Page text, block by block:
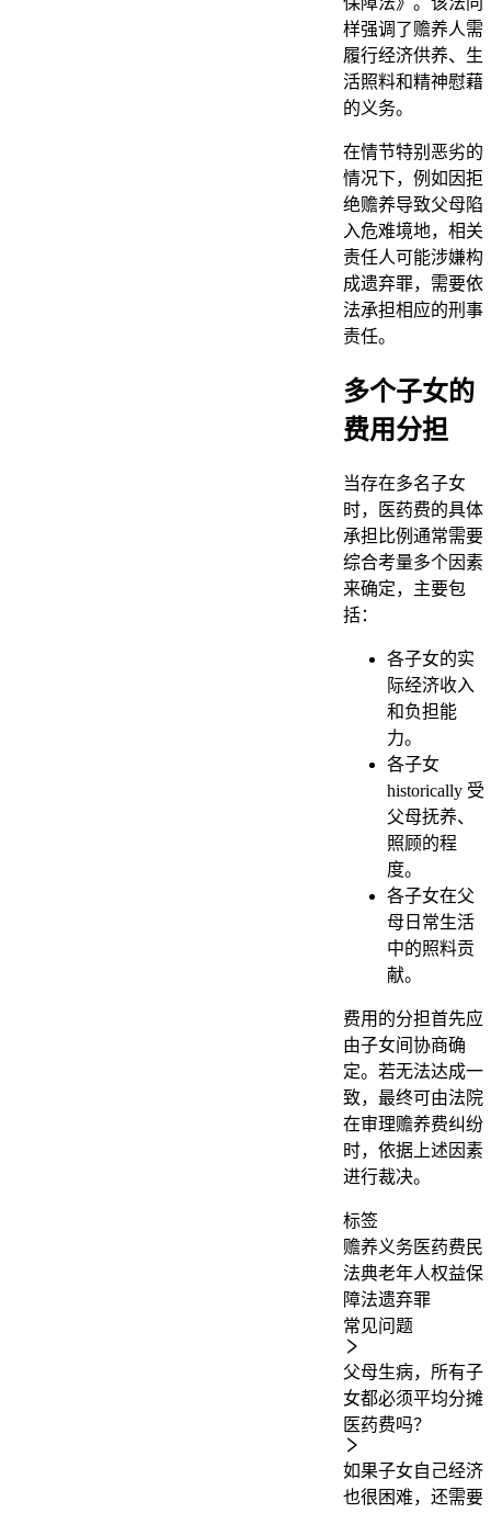
样强调了赡养人需
履行经济供养、生
活照料和精神慰藉
的义务。
在情节特别恶劣的
情况下，例如因拒
绝赡养导致父母陷
入危难境地，相关
责任人可能涉嫌构
成遗弃罪，需要依
法承担相应的刑事
责任。
多个子女的
费用分担
当存在多名子女
时，医药费的具体
承担比例通常需要
综合考量多个因素
来确定，主要包
括：
各子女的实
际经济收入
和负担能
力。
各子女
historically 受
父母抚养、
照顾的程
度。
各子女在父
母日常生活
中的照料贡
献。
费用的分担首先应
由子女间协商确
定。若无法达成一
致，最终可由法院
在审理赡养费纠纷
时，依据上述因素
进行裁决。
标签
赡养义务医药费 民
法典老年人权益保
障法遗弃罪
常见问题
父母生病，所有子
女都必须平均分摊
医药费吗？
如果子女自己经济
也很困难，还需要